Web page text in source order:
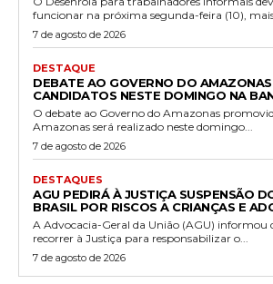
funcionar na próxima segunda-feira (10),
7 de agosto de 2026
DESTAQUE
DEBATE AO GOVERNO DO AMAZONAS
CANDIDATOS NESTE DOMINGO NA
O debate ao Governo do Amazonas
Amazonas será realizado neste domingo...
7 de agosto de 2026
DESTAQUES
AGU PEDIRÁ À JUSTIÇA SUSPENSÃO
BRASIL POR RISCOS A CRIANÇAS E
A Advocacia-Geral da União (AGU) informou
recorrer à Justiça para responsabilizar o...
7 de agosto de 2026